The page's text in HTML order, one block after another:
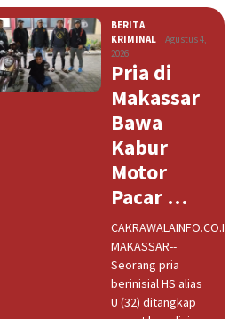
BERITA
KRIMINAL
Agustus 4,
2026
Pria di
Makassar
Bawa
Kabur
Motor
Pacar …
CAKRAWALAINFO.CO.ID,
MAKASSAR--
Seorang pria
berinisial HS alias
U (32) ditangkap